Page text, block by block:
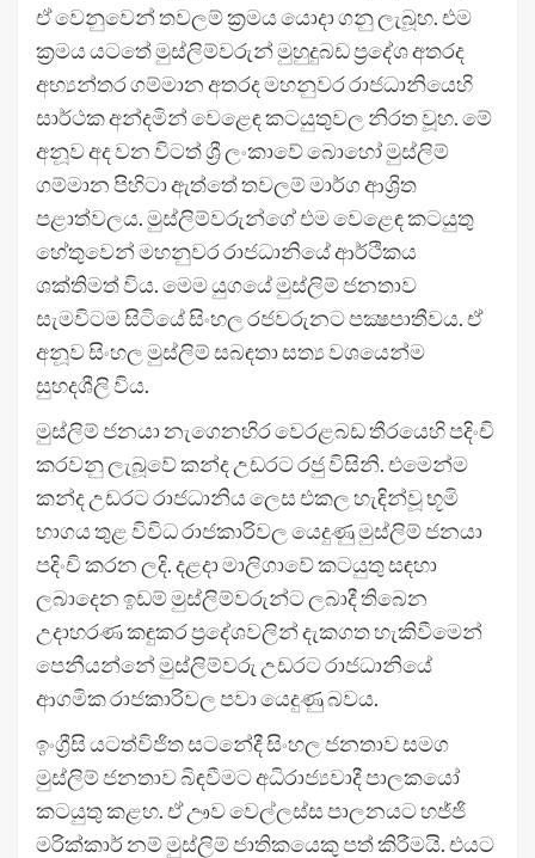
ඒ වෙනුවෙන් තවලම් ක්‍රමය යොදා ගනු ලැබූහ. එම
ක්‍රමය යටතේ මුස්ලිම්වරුන් මුහුදුබඩ ප්‍රදේශ අතරද
අභ්‍යන්තර ගම්මාන අතරද මහනුවර රාජධානියෙහි
සාර්ථක අන්දමින් වෙළෙඳ කටයුතුවල නිරත වූහ. මේ
අනූව අද වන විටත් ශ්‍රී ලංකාවේ බොහෝ මුස්ලිම්
ගම්මාන පිහිටා ඇත්තේ තවලම් මාර්ග ආශ්‍රිත
පළාත්වලය. මුස්ලිම්වරුන්ගේ එම වෙළෙඳ කටයුතු
හේතුවෙන් මහනුවර රාජධානියේ ආර්ථිකය
ශක්තිමත් විය. මෙම යුගයේ මුස්ලිම් ජනතාව
සැමවිටම සිටියේ සිංහල රජවරුනට පක්‍ෂපාතීවය. ඒ
අනූව සිංහල මුස්ලිම් සබඳතා සත්‍ය වශයෙන්ම
සුහදශීලි විය.
මුස්ලිම් ජනයා නැගෙනහිර වෙරළබඩ තීරයෙහි පදිංචි
කරවනු ලැබූවේ කන්ද උඩරට රජු විසිනි. එමෙන්ම
කන්ද උඩරට රාජධානිය ලෙස එකල හැඳින්වූ භූමි
භාගය තුළ විවිධ රාජකාරිවල යෙදුණු මුස්ලිම් ජනයා
පදිංචි කරන ලදි. දළදා මාලිගාවේ කටයුතු සඳහා
ලබාදෙන ඉඩම් මුස්ලිම්වරුන්ට ලබාදී තිබෙන
උදාහරණ කඳුකර ප්‍රදේශවලින් දැකගත හැකිවීමෙන්
පෙනීයන්නේ මුස්ලිම්වරු උඩරට රාජධානියේ
ආගමික රාජකාරිවල පවා යෙදුණු බවය.
ඉංග්‍රීසි යටත්විජිත සටනේදී සිංහල ජනතාව සමග
මුස්ලිම් ජනතාව බිඳවීමට අධිරාජ්‍යවාදී පාලකයෝ
කටයුතු කළහ. ඒ ඌව වෙල්ලස්ස පාලනයට හජ්ජි
මරික්කාර් නම් මුස්ලිම් ජාතිකයෙකු පත් කිරීමයි. එයට